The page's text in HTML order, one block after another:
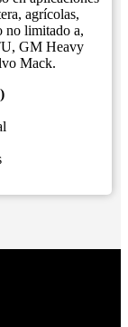
agrícolas,
no limitado a,
GM Heavy
Mack.